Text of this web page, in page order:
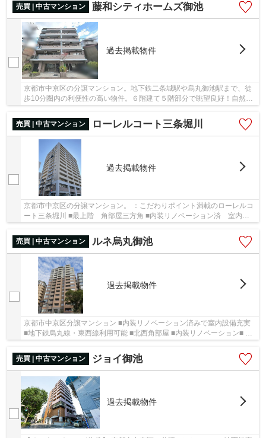
売買 | 中古マンション
藤和シティホームズ御池
過去掲載物件
京都市中京区の分譲マンション。地下鉄二条城駅や烏丸御池駅まで、徒
歩10分圏内の利便性の高い物件。６階建て５階部分で眺望良好！自然光
売買 | 中古マンション
ローレルコート三条堀川
過去掲載物件
京都市中京区の分譲マンション。 ：こだわりポイント満載のローレルコ
ート三条堀川 ■最上階 角部屋三方角 ■内装リノベーション済 室内設
売買 | 中古マンション
ルネ烏丸御池
過去掲載物件
京都市中京区分譲マンション ■内装リノベーション済みで室内設備充実
■地下鉄烏丸線・東西線利用可能 ■北西角部屋 ■内装リノベーション■ ・
売買 | 中古マンション
ジョイ御池
過去掲載物件